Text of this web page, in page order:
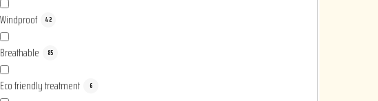
Windproof 42
Breathable 85
Eco friendly treatment 6